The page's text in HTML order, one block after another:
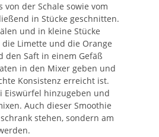
der Schale sowie vom
in Stücke geschnitten.
und in kleine Stücke
Limette und die Orange
den Saft in einem Gefäß
in den Mixer geben und
Konsistenz erreicht ist.
Eiswürfel hinzugeben und
Auch dieser Smoothie
stehen, sondern am